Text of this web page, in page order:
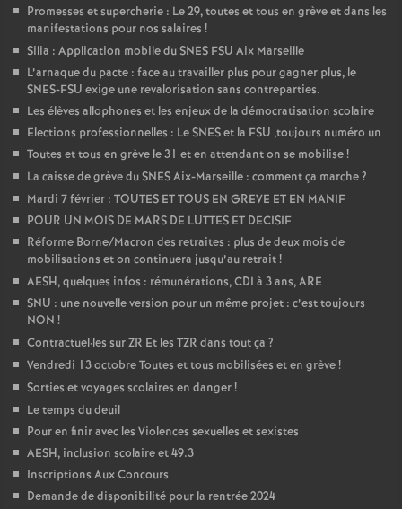
Promesses et supercherie : Le 29, toutes et tous en grève et dans les
manifestations pour nos salaires !
Silia : Application mobile du SNES FSU Aix Marseille
L’arnaque du pacte : face au travailler plus pour gagner plus, le
SNES-FSU exige une revalorisation sans contreparties.
Les élèves allophones et les enjeux de la démocratisation scolaire
Elections professionnelles : Le SNES et la FSU ,toujours numéro un
Toutes et tous en grève le 31 et en attendant on se mobilise!
La caisse de grève du SNES Aix-Marseille : comment ça marche?
Mardi 7 février : TOUTES ET TOUS EN GREVE ET EN MANIF
POUR UN MOIS DE MARS DE LUTTES ET DECISIF
Réforme Borne/Macron des retraites : plus de deux mois de
mobilisations et on continuera jusqu’au retrait!
AESH, quelques infos : rémunérations, CDI à 3 ans, ARE
SNU : une nouvelle version pour un même projet : c’est toujours
NON !
Contractuel·les sur ZR Et les TZR dans tout ça ?
Vendredi 13 octobre Toutes et tous mobilisées et en grève!
Sorties et voyages scolaires en danger!
Le temps du deuil
Pour en finir avec les Violences sexuelles et sexistes
AESH, inclusion scolaire et 49.3
Inscriptions Aux Concours
Demande de disponibilité pour la rentrée 2024